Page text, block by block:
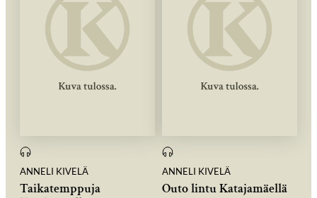
ANNELI KIVELÄ
Taikatemppuja
ANNELI KIVELÄ
Outo lintu Katajamäellä